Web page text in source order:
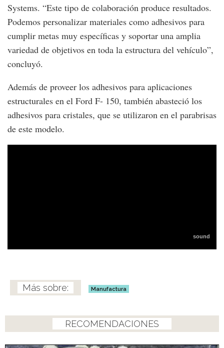
Systems. “Este tipo de colaboración produce resultados.
Podemos personalizar materiales como adhesivos para
cumplir metas muy específicas y soportar una amplia
variedad de objetivos en toda la estructura del vehículo”,
concluyó.
Además de proveer los adhesivos para aplicaciones
estructurales en el Ford F- 150, también abasteció los
adhesivos para cristales, que se utilizaron en el parabrisas
de este modelo.
Manufactura
RECOMENDACIONES